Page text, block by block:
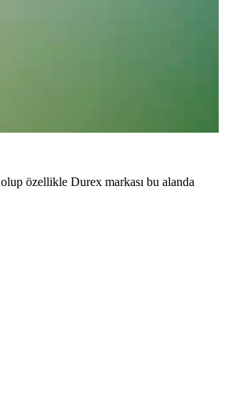
olup özellikle Durex markası bu alanda